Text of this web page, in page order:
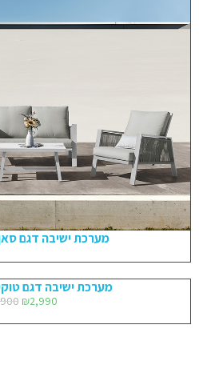
מערכת ישיבה דגם
מערכת ישיבה דגם
₪2,990